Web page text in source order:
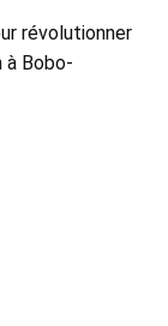
révolutionner
à Bobo-